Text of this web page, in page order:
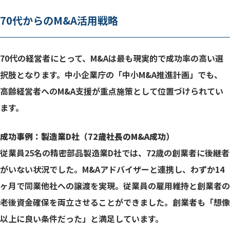
70代からのM&A活用戦略
70代の経営者にとって、M&Aは最も現実的で成功率の高い選
択肢となります。中小企業庁の「中小M&A推進計画」でも、
高齢経営者へのM&A支援が重点施策として位置づけられてい
ます。
成功事例：製造業D社（72歳社長のM&A成功）
従業員25名の精密部品製造業D社では、72歳の創業者に後継者
がいない状況でした。M&Aアドバイザーと連携し、わずか14
ヶ月で同業他社への譲渡を実現。従業員の雇用維持と創業者の
老後資金確保を両立させることができました。創業者も「想像
以上に良い条件だった」と満足しています。